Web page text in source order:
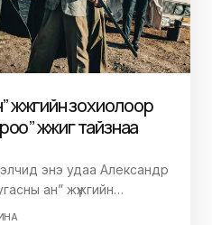
жүжгийн зохиолоор
жүжиг тайзнаа
энэ удаа Александр
ан” жүжгийн…